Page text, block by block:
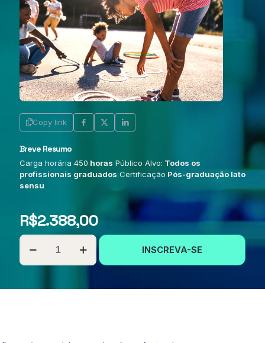
Copy link
Breve Resumo
Carga horária 450 horas Público Alvo: Todos os
profissionais graduados Certificação Pós-graduação lato
sensu
R$2.388,00
PÓS-
GRADUAÇÃO
EM
INSCREVA-SE